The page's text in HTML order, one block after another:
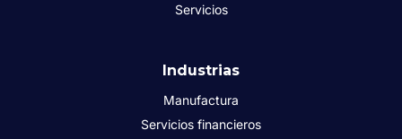
Servicios
Industrias
Manufactura
Servicios financieros